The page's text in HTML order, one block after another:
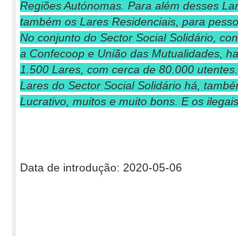
Regiões Autónomas. Para além desses
também os Lares Residenciais, para
No conjunto do Sector Social Solidário,
a Confecoop e União das Mutualidades,
1.500 Lares, com cerca de 80.000
Lares do Sector Social Solidário há,
Lucrativo, muitos e muito bons. E os ilegais.
Data de introdução: 2020-05-06